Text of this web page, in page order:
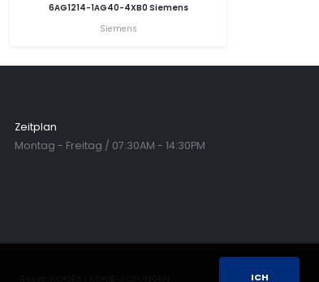
ICH
6AG1214-1AG40-4XB0 Siemens
Siemens
Zeitplan
Montag - Freitag / 07:30AM - 14:30PM